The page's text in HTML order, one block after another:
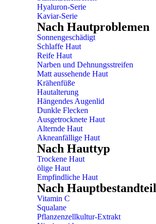
Hyaluron-Serie
Kaviar-Serie
Nach Hautproblemen
Sonnengeschädigt
Schlaffe Haut
Reife Haut
Narben und Dehnungsstreifen
Matt aussehende Haut
Krähenfüße
Hautalterung
Hängendes Augenlid
Dunkle Flecken
Ausgetrocknete Haut
Alternde Haut
Akneanfällige Haut
Nach Hauttyp
Trockene Haut
ölige Haut
Empfindliche Haut
Nach Hauptbestandteil
Vitamin C
Squalane
Pflanzenzellkultur-Extrakt